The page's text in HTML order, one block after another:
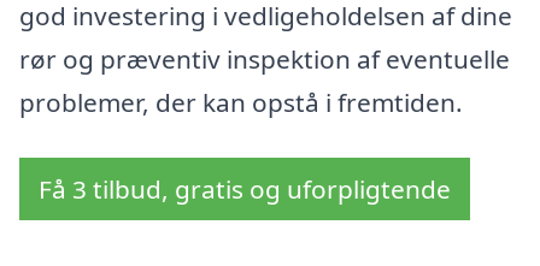
god investering i vedligeholdelsen af dine
rør og præventiv inspektion af eventuelle
problemer, der kan opstå i fremtiden.
Få 3 tilbud, gratis og uforpligtende